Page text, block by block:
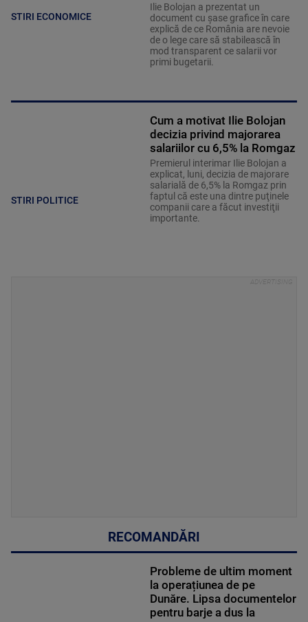
STIRI ECONOMICE
Ilie Bolojan a prezentat un
document cu șase grafice în care
explică de ce România are nevoie
de o lege care să stabilească în
mod transparent ce salarii vor
primi bugetarii.
STIRI POLITICE
Cum a motivat Ilie Bolojan
decizia privind majorarea
salariilor cu 6,5% la Romgaz
Premierul interimar Ilie Bolojan a
explicat, luni, decizia de majorare
salarială de 6,5% la Romgaz prin
faptul că este una dintre puţinele
companii care a făcut investiţii
importante.
RECOMANDĂRI
Probleme de ultim moment
la operațiunea de pe
Dunăre. Lipsa documentelor
pentru barje a dus la